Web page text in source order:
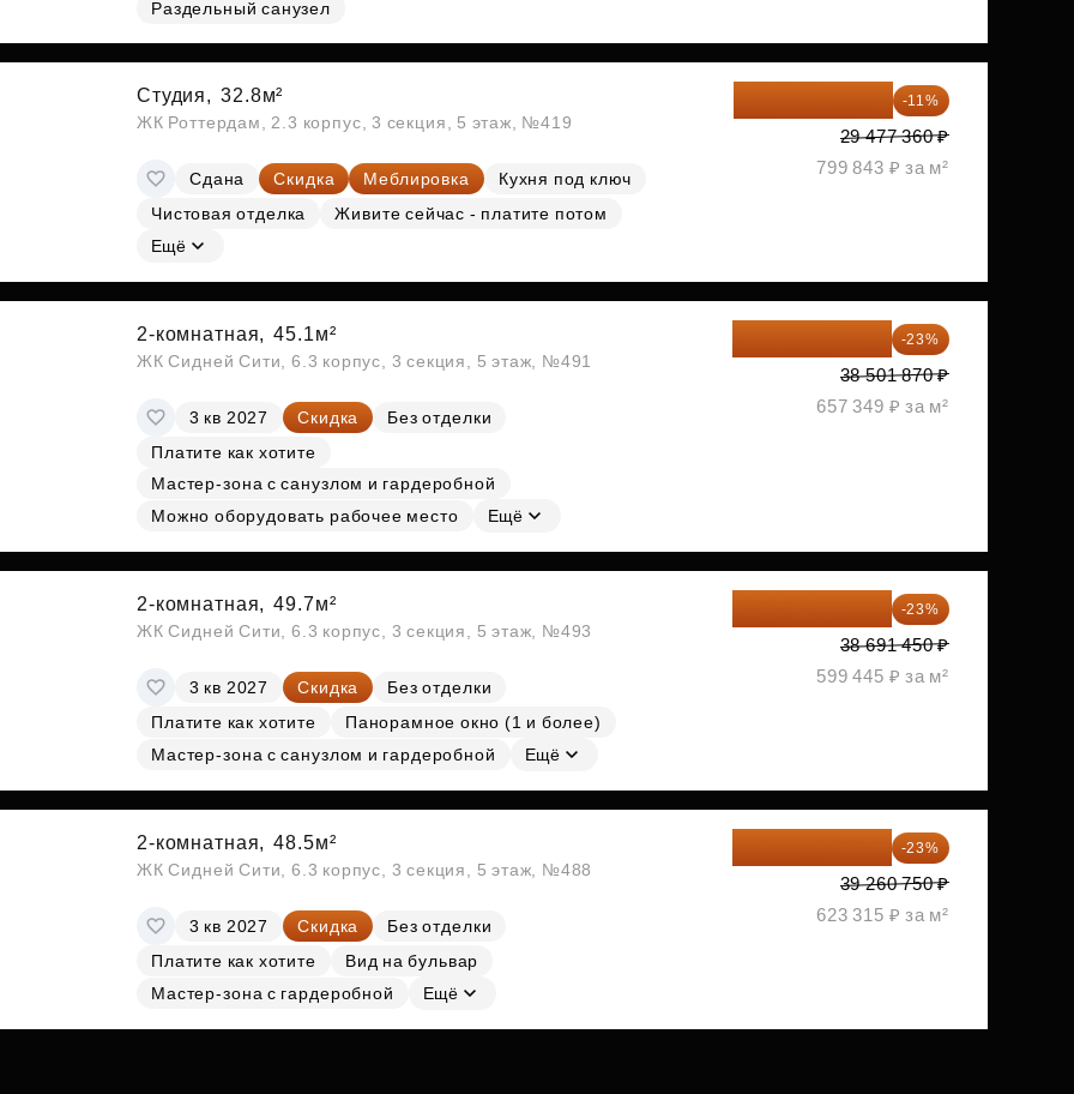
СубсидииРаздельный санузел
Студия, 32.8м²
ЖК Роттердам, 2.3 корпус, 3 секция, 5 этаж, №419
Сдана Скидка Меблировка
Кухня под ключ
Чистовая отделка
Живите сейчас - платите потом
Ещё
-11%
29 477 360 ₽
799 843 ₽ за м²
2-комнатная, 45.1м²
ЖК Сидней Сити, 6.3 корпус, 3 секция, 5 этаж, №491
3 кв 2027 Скидка
Без отделки
Платите как хотите
Мастер-зона с санузлом и гардеробной
Можно оборудовать рабочее место
Ещё
-23%
38 501 870 ₽
657 349 ₽ за м²
2-комнатная, 49.7м²
ЖК Сидней Сити, 6.3 корпус, 3 секция, 5 этаж, №493
3 кв 2027 Скидка
Без отделки
Платите как хотите
Панорамное окно (1 и более)
Мастер-зона с санузлом и гардеробной
Ещё
-23%
38 691 450 ₽
599 445 ₽ за м²
2-комнатная, 48.5м²
ЖК Сидней Сити, 6.3 корпус, 3 секция, 5 этаж, №488
3 кв 2027 Скидка
Без отделки
Платите как хотите
Вид на бульвар
Мастер-зона с гардеробной
Ещё
-23%
39 260 750 ₽
623 315 ₽ за м²